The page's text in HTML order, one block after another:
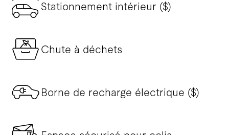
Stationnement intérieur ($)
Chute à déchets
Borne de recharge électrique ($)